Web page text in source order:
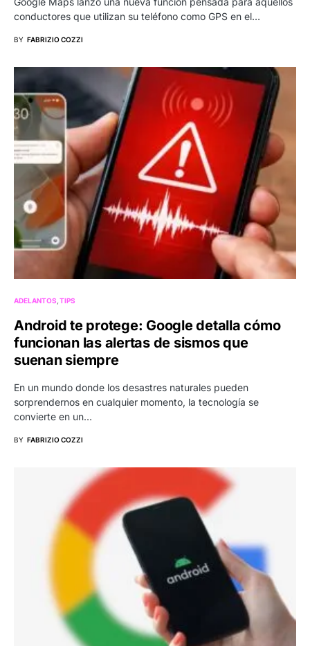
conductores que utilizan su teléfono como GPS en el…
BY FABRIZIO COZZI
ADELANTOS TIPS
Android te protege: Google detalla cómo
funcionan las alertas de sismos que
suenan siempre
En un mundo donde los desastres naturales pueden
sorprendernos en cualquier momento, la tecnología se
convierte en un…
BY FABRIZIO COZZI